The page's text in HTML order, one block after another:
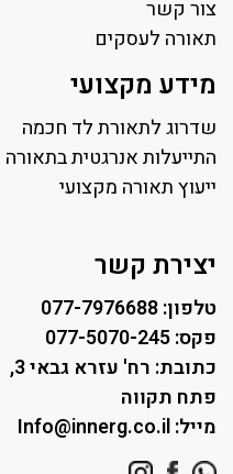
צור קשר
תאורה לעסקים
פאנל לד
פרופיל תאורה
תאורה לאולמות ספורט
תאורה למגרשי טניס
מידע מקצועי
שדרוג לתאורת לד חכמה
התייעלות אנרגטית בתאורה
ייעוץ תאורה מקצועי
יצירת קשר
טלפון: 077-7976688
פקס: 077-5070-245
כתובת: רח' עזרא גבאי 3,
פתח תקווה
מייל: Info@innerg.co.il